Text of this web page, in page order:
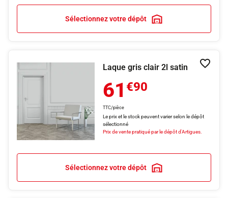
Sélectionnez votre dépôt
Laque gris clair 2l satin
61 €90
TTC/pièce
Le prix et le stock peuvent varier selon le dépôt
sélectionné
Prix de vente pratiqué par le dépôt d'Artigues.
Sélectionnez votre dépôt